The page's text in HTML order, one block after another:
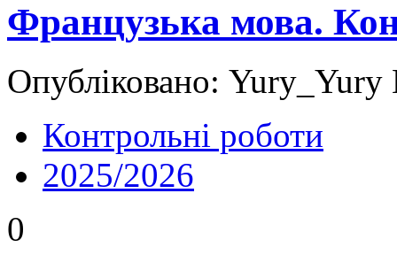
Французька мова.
Опубліковано:
Контрольні роботи
2025/2026
0